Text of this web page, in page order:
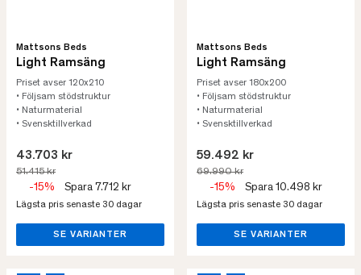
Mattsons Beds
Light Ramsäng
Priset avser 120x210
• Följsam stödstruktur
• Naturmaterial
• Svensktillverkad
43.703 kr
51.415 kr
-15% Spara 7.712 kr
Lägsta pris senaste 30 dagar
SE VARIANTER
Mattsons Beds
Light Ramsäng
Priset avser 180x200
• Följsam stödstruktur
• Naturmaterial
• Svensktillverkad
59.492 kr
69.990 kr
-15% Spara 10.498 kr
Lägsta pris senaste 30 dagar
SE VARIANTER